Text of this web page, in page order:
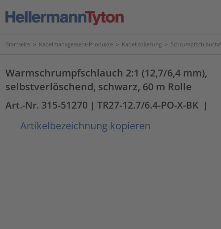
Startseite > Kabelmanagement-Produkte > Kabelisolierung > Schrumpfschläuche
Warmschrumpfschlauch 2:1 (12,7/6,4 mm),
selbstverlöschend, schwarz, 60 m Rolle
Art.-Nr. 315-51270 | TR27-12.7/6.4-PO-X-BK |
Artikelbezeichnung kopieren